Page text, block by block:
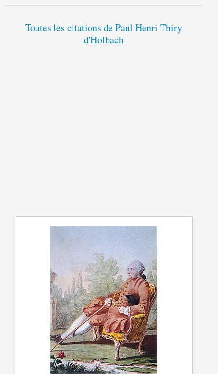
Toutes les citations de Paul Henri Thiry
d'Holbach